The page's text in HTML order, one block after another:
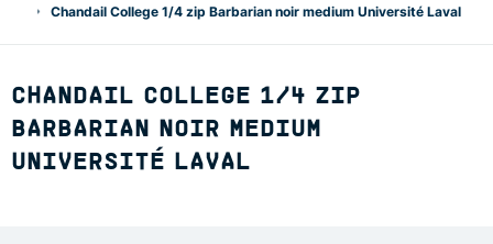
Chandail College 1/4 zip Barbarian noir medium Université Laval
CHANDAIL COLLEGE 1/4 ZIP
BARBARIAN NOIR MEDIUM
UNIVERSITÉ LAVAL